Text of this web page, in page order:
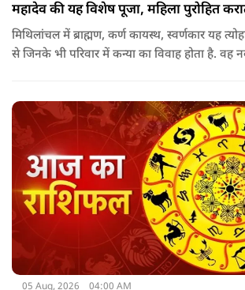
महादेव की यह विशेष पूजा, महिला पुरोहित
मिथिलांचल में ब्राह्मण, कर्ण कायस्थ, स्वर्णकार यह
से जिनके भी परिवार में कन्या का विवाह होता है. वह
05 Aug, 2026 04:00 AM